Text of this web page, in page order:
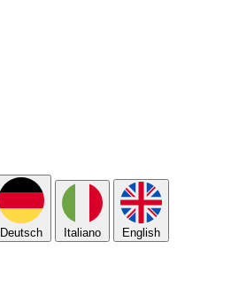
Deutsch Italiano English